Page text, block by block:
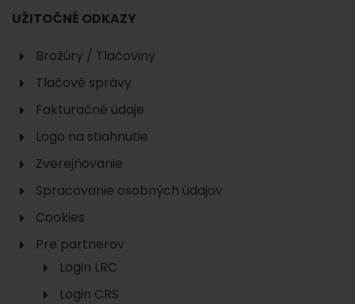
UŽITOČNÉ ODKAZY
Brožúry / Tlačoviny
Tlačové správy
Fakturačné údaje
Logo na stiahnutie
Zverejňovanie
Spracovanie osobných údajov
Cookies
Pre partnerov
Login LRC
Login CRS